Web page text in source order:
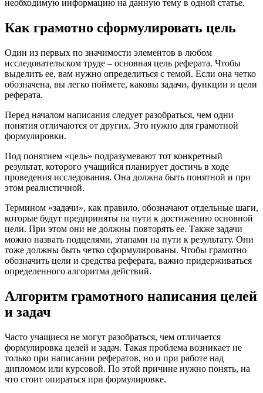
необходимую информацию на данную тему в одной статье.
Как грамотно сформулировать цель
Один из первых по значимости элементов в любом
исследовательском труде – основная цель реферата. Чтобы
выделить ее, вам нужно определиться с темой. Если она четко
обозначена, вы легко поймете, каковы задачи, функции и цели
реферата.
Перед началом написания следует разобраться, чем одни
понятия отличаются от других. Это нужно для грамотной
формулировки.
Под понятием «цель» подразумевают тот конкретный
результат, которого учащийся планирует достичь в ходе
проведения исследования. Она должна быть понятной и при
этом реалистичной.
Термином «задачи», как правило, обозначают отдельные шаги,
которые будут предприняты на пути к достижению основной
цели. При этом они не должны повторять ее. Также задачи
можно назвать подцелями, этапами на пути к результату. Они
тоже должны быть четко сформулированы. Чтобы грамотно
обозначить цели и средства реферата, важно придерживаться
определенного алгоритма действий.
Алгоритм грамотного написания целей
и задач
Часто учащиеся не могут разобраться, чем отличается
формулировка целей и задач. Такая проблема возникает не
только при написании рефератов, но и при работе над
дипломом или курсовой. По этой причине нужно понять, на
что стоит опираться при формулировке.